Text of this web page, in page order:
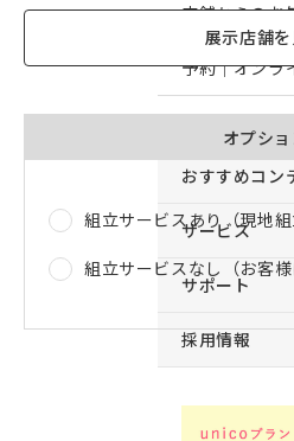
店舗からのお
予約｜オンラ
おすすめコン
サービス
サポート
採用情報
展示店舗を
オプシ
組立サービスあり（現地
組立サービスなし（お客様